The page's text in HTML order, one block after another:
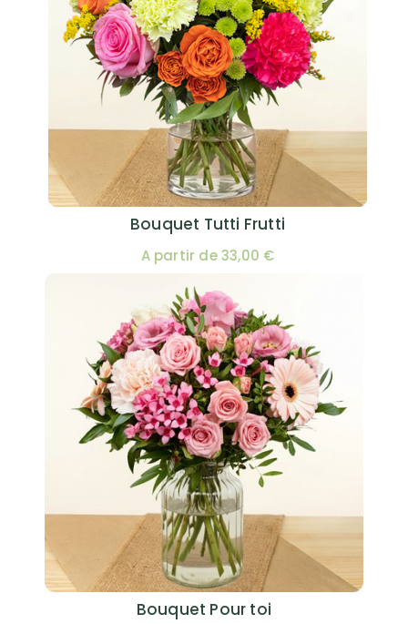
Bouquet Tutti Frutti
A partir de 33,00 €
Bouquet Pour toi